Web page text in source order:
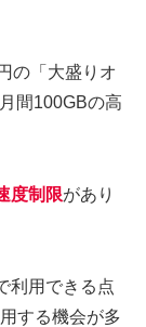
の「大盛りオ
間100GBの高
度制限があり
利用できる点
する機会が多